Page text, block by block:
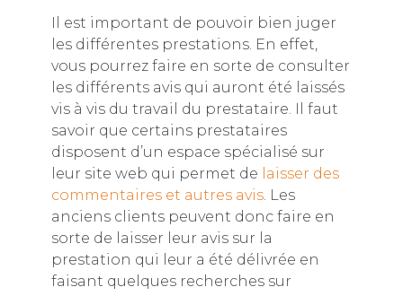
Il est important de pouvoir bien juger
les différentes prestations. En effet,
vous pourrez faire en sorte de consulter
les différents avis qui auront été laissés
vis à vis du travail du prestataire. Il faut
savoir que certains prestataires
disposent d’un espace spécialisé sur
leur site web qui permet de laisser des
commentaires et autres avis. Les
anciens clients peuvent donc faire en
sorte de laisser leur avis sur la
prestation qui leur a été délivrée en
faisant quelques recherches sur